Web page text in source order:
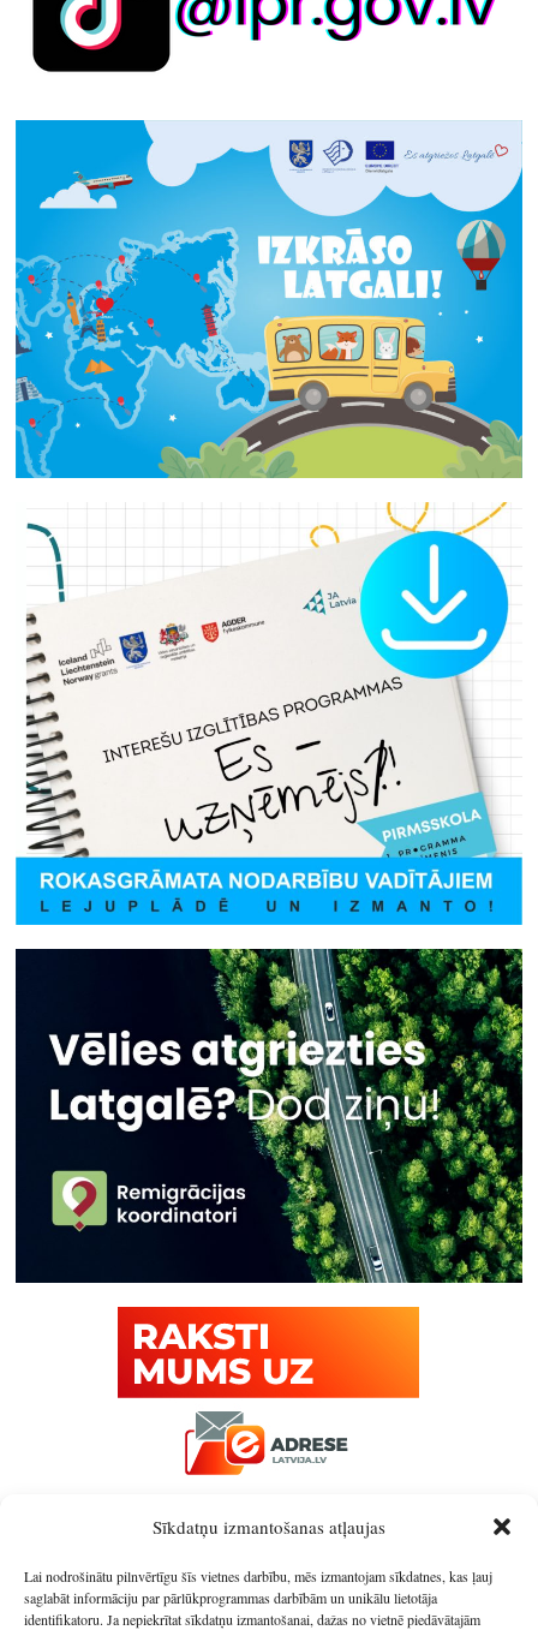
Sīkdatņu izmantošanas atļaujas
Lai nodrošinātu pilnvērtīgu šīs vietnes darbību, mēs izmantojam sīkdatnes, kas ļauj
saglabāt informāciju par pārlūkprogrammas darbībām un unikālu lietotāja
identifikatoru. Ja nepiekrītat sīkdatņu izmantošanai, dažas no vietnē piedāvātajām